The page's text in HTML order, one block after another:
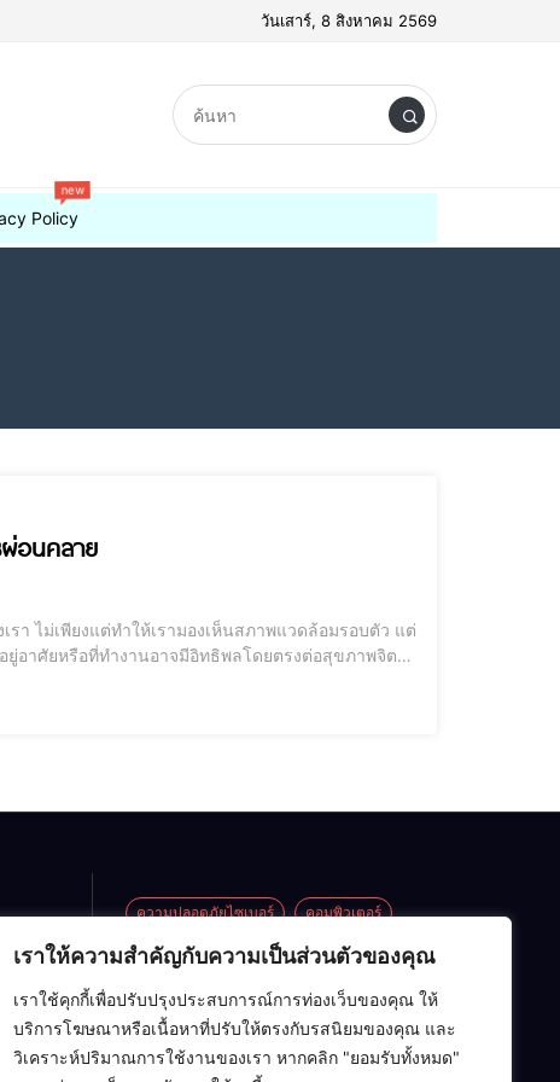
เราให้ความสำคัญกับความเป็นส่วนตัวของคุณ
เราใช้คุกกี้เพื่อปรับปรุงประสบการณ์การท่องเว็บของคุณ ให้
บริการโฆษณาหรือเนื้อหาที่ปรับให้ตรงกับรสนิยมของคุณ และ
วิเคราะห์ปริมาณการใช้งานของเรา หากคลิก "ยอมรับทั้งหมด"
วันเสาร์, 8 สิงหาคม 2569
Policy
new
ผ่อนคลาย
อาศัยหรือที่ทำงานอาจมีอิทธิพลโดยตรงต่อสุขภาพจิต
ข้อ
EV vs
Eco
บบ
ซื้อ
ความปลอดภัยไซเบอร์ คอมพิวเตอร์
ซอฟต์แวร์ ปัญญาประดิษฐ์ (AI)
อาร์ดแวร์ เครือข่ายคอมพิวเตอร์